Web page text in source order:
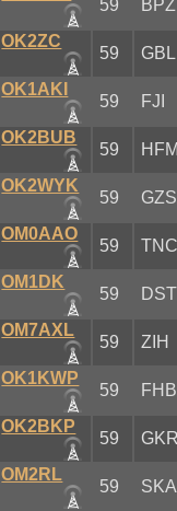
59 BPZ
OK2ZC
59 GBL
OK1AKI
59 FJI
OK2BUB
59
OK2WYK
59 GZS
OM0AAO
59
OM1DK
59 DST
OM7AXL
59 ZIH
OK1KWP
59 FHB
OK2BKP
59
OM2RL
59 SKA